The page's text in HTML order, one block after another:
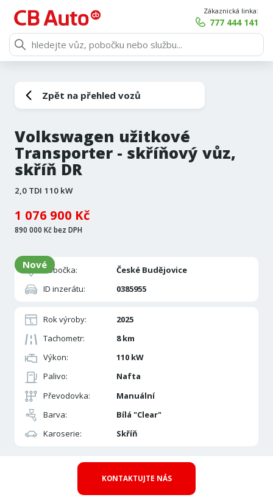
Zákaznická linka:
777 444 141
Zpět na přehled vozů
Volkswagen užitkové
Transporter - skříňový vůz,
skříň DR
2,0 TDI 110 kW
1 076 900 Kč
890 000 Kč bez DPH
Pobočka:
České Budějovice
ID inzerátu:
0385955
Rok výroby:
2025
Tachometr:
8 km
Výkon:
110 kW
Palivo:
Nafta
Převodovka:
Manuální
Barva:
Bílá "Clear"
Karoserie:
Skříň
Nové
KONTAKTUJTE NÁS